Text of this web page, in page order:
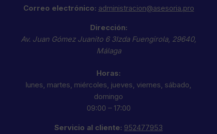
Correo electrónico: administracion@asesoria.pro
Dirección:
Av. Juan Gómez Juanito 6 3Izda Fuengirola, 29640,
Málaga
Horas:
lunes, martes, miércoles, jueves, viernes, sábado,
domingo
09:00 – 17:00
Servicio al cliente: 952477953